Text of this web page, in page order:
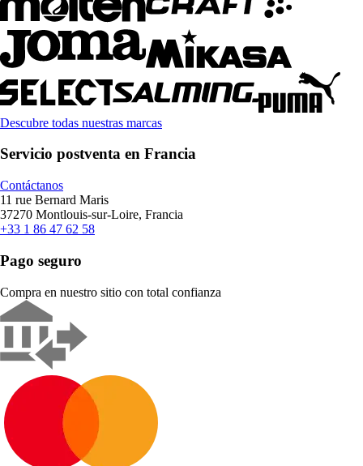
Descubre todas nuestras marcas
Servicio postventa en Francia
Contáctanos
11 rue Bernard Maris
37270 Montlouis-sur-Loire, Francia
+33 1 86 47 62 58
Pago seguro
Compra en nuestro sitio con total confianza